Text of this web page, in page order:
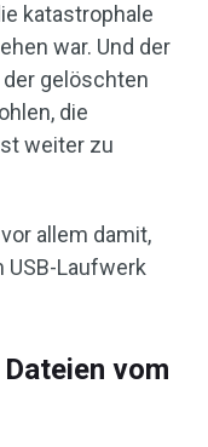
katastrophale
war. Und der
gelöschten
die
weiter zu
allem damit,
USB-Laufwerk
vom